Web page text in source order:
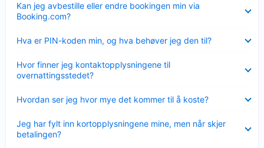
Kan jeg avbestille eller endre bookingen min via
Booking.com?
mindre
Hva er PIN-koden min, og hva behøver jeg den til?
mindre
Hvor finner jeg kontaktopplysningene til
overnattingsstedet?
mindre
Hvordan ser jeg hvor mye det kommer til å koste?
mindre
Jeg har fylt inn kortopplysningene mine, men når skjer
betalingen?
mindre